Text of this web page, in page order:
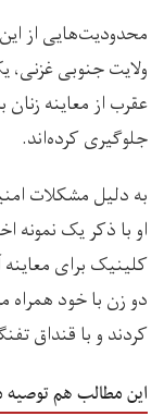
محدودیت‌هایی از
عقرب از معاینه
جلوگیری کرده‌اند.
به دلیل مشکلات
او با ذکر یک نمونه
کلینیک برای
دو زن با خود همراه
کردند و با قنداق
این مطالب هم